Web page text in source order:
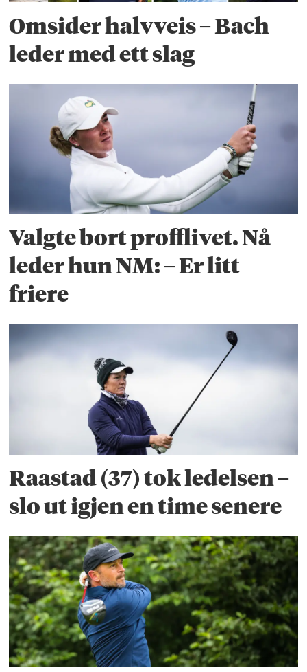
Omsider halvveis – Bach
leder med ett slag
Valgte bort profflivet. Nå
leder hun NM: – Er litt
friere
Raastad (37) tok ledelsen –
slo ut igjen en time senere